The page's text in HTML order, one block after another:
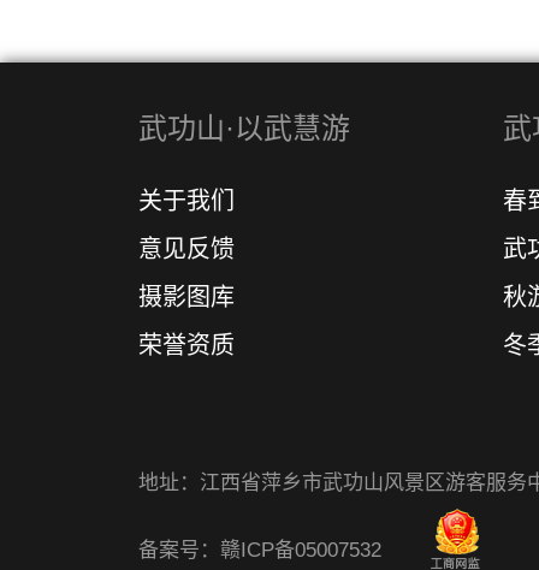
武功山·以武慧游
关于我们
意见反馈
摄影图库
荣誉资质
武
春
武
秋
冬
地址：江西省萍乡市武功山风景区游客服务
备案号：赣ICP备05007532